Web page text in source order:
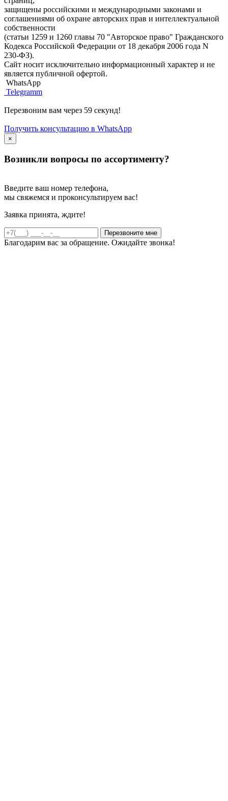
защищены российскими и международными законами и
соглашениями об охране авторских прав и интеллектуальной
собственности
(статьи 1259 и 1260 главы 70 "Авторское право" Гражданского
Кодекса Российской Федерации от 18 декабря 2006 года N
230-ФЗ).
Сайт носит исключительно информационный характер и не
является публичной офертой.
WhatsApp
Telegramm
Перезвоним вам через 59 секунд!
Получить консультацию в WhatsApp
×
Возникли вопросы по ассортименту?
Введите ваш номер телефона,
мы свяжемся и проконсультируем вас!
Заявка принята, ждите!
Благодарим вас за обращение. Ожидайте звонка!